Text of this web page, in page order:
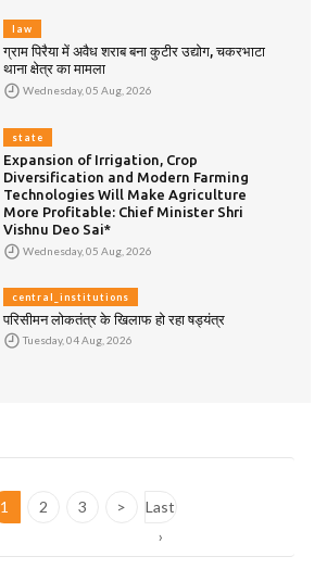
law
ग्राम पिरैया में अवैध शराब बना कुटीर उद्योग, चकरभाटा
थाना क्षेत्र का मामला
Wednesday, 05 Aug, 2026
state
Expansion of Irrigation, Crop
Diversification and Modern Farming
Technologies Will Make Agriculture
More Profitable: Chief Minister Shri
Vishnu Deo Sai*
Wednesday, 05 Aug, 2026
central_institutions
परिसीमन लोकतंत्र के खिलाफ हो रहा षड्यंत्र
Tuesday, 04 Aug, 2026
1 2 3 >
Last
›